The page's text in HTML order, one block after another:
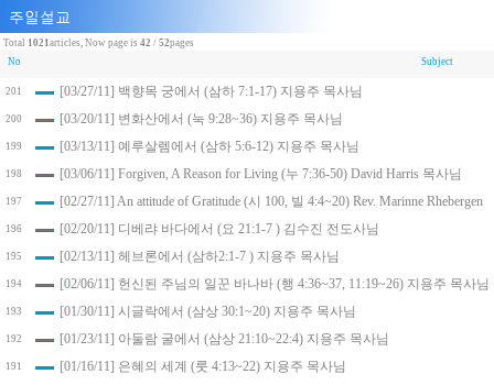
Total 1021articles, Now page is 42 / 52pages
No
Subject
201 [03/27/11] 백향목 궁에서 (삼하 7:1-17) 지용주 목사님
200 [03/20/11] 변화산에서 (눅 9:28~36) 지용주 목사님
199 [03/13/11] 예루살렘에서 (삼하 5:6-12) 지용주 목사님
198 [03/06/11] Forgiven, A Reason for Living (누 7:36-50) David Harris 목사님
197 [02/27/11] An attitude of Gratitude (시 100, 빌 4:4~20) Rev. Marinne Rhebergen
196 [02/20/11] 디베랴 바다에서 (요 21:1-7 ) 김수진 전도사님
195 [02/13/11] 헤브론에서 (삼하2:1-7 ) 지용주 목사님
194 [02/06/11] 헌신된 주님의 일꾼 바나바 (행 4:36~37, 11:19~26) 지용주 목사님
193 [01/30/11] 시글락에서 (삼상 30:1~20) 지용주 목사님
192 [01/23/11] 아둘람 굴에서 (삼상 21:10~22:4) 지용주 목사님
191 [01/16/11] 은혜의 세계 (룻 4:13~22) 지용주 목사님